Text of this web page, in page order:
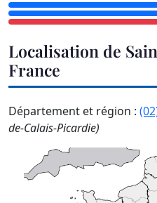
Localisation de
France
Département et région :
de-Calais-Picardie)